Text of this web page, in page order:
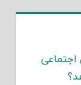
اجتماعی